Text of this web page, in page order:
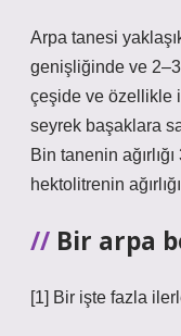
Arpa tanesi
genişliğinde ve 2–3
çeşide ve özellikle
seyrek başaklara
Bin tanenin
hektolitrenin
Bir arpa
[1] Bir işte fazla